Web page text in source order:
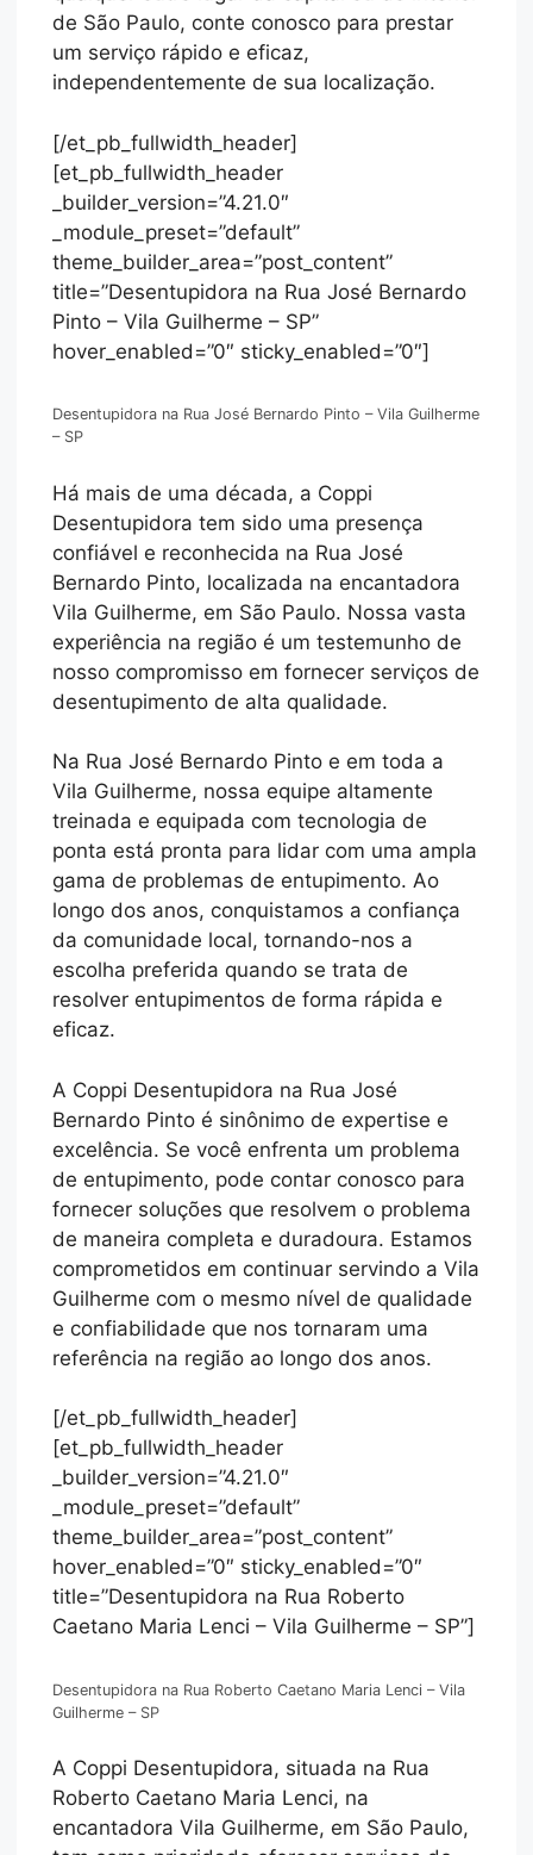
de São Paulo, conte conosco para prestar
um serviço rápido e eficaz,
independentemente de sua localização.
[/et_pb_fullwidth_header]
[et_pb_fullwidth_header
_builder_version=”4.21.0″
_module_preset=”default”
theme_builder_area=”post_content”
title=”Desentupidora na Rua José Bernardo
Pinto – Vila Guilherme – SP”
hover_enabled=”0″ sticky_enabled=”0″]
Desentupidora na Rua José Bernardo Pinto – Vila Guilherme
– SP
Há mais de uma década, a Coppi
Desentupidora tem sido uma presença
confiável e reconhecida na Rua José
Bernardo Pinto, localizada na encantadora
Vila Guilherme, em São Paulo. Nossa vasta
experiência na região é um testemunho de
nosso compromisso em fornecer serviços de
desentupimento de alta qualidade.
Na Rua José Bernardo Pinto e em toda a
Vila Guilherme, nossa equipe altamente
treinada e equipada com tecnologia de
ponta está pronta para lidar com uma ampla
gama de problemas de entupimento. Ao
longo dos anos, conquistamos a confiança
da comunidade local, tornando-nos a
escolha preferida quando se trata de
resolver entupimentos de forma rápida e
eficaz.
A Coppi Desentupidora na Rua José
Bernardo Pinto é sinônimo de expertise e
excelência. Se você enfrenta um problema
de entupimento, pode contar conosco para
fornecer soluções que resolvem o problema
de maneira completa e duradoura. Estamos
comprometidos em continuar servindo a Vila
Guilherme com o mesmo nível de qualidade
e confiabilidade que nos tornaram uma
referência na região ao longo dos anos.
[/et_pb_fullwidth_header]
[et_pb_fullwidth_header
_builder_version=”4.21.0″
_module_preset=”default”
theme_builder_area=”post_content”
hover_enabled=”0″ sticky_enabled=”0″
title=”Desentupidora na Rua Roberto
Caetano Maria Lenci – Vila Guilherme – SP”]
Desentupidora na Rua Roberto Caetano Maria Lenci – Vila
Guilherme – SP
A Coppi Desentupidora, situada na Rua
Roberto Caetano Maria Lenci, na
encantadora Vila Guilherme, em São Paulo,